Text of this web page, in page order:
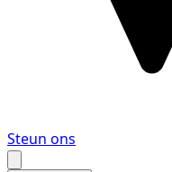
Steun ons